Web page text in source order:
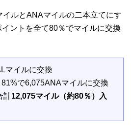
イルとANAマイルの二本立てにす
ントを全て80％でマイルに交換
マイルに交換
で6,075ANAマイルに交換
計12,075マイル（約80％）入